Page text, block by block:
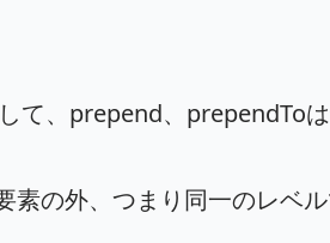
て、prepend、prependTo
の外、つまり同一のレベ